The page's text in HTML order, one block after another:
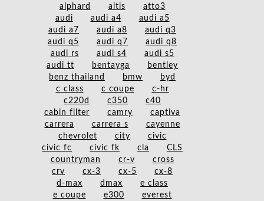
alphard
altis
atto3
audi
audi a4
audi a5
audi a7
audi a8
audi q3
audi q5
audi q7
audi q8
audi rs
audi s4
audi s5
audi tt
bentayga
bentley
benz thailand
bmw
byd
c class
c coupe
c-hr
c220d
c350
c40
cabin filter
camry
captiva
carrera
carrera s
cayenne
chevrolet
city
civic
civic fc
civic fk cla
CLS
countryman
cr-v
cross
crv
cx-3 cx-5
cx-8
d-max
dmax
e class
e coupe
e300
everest